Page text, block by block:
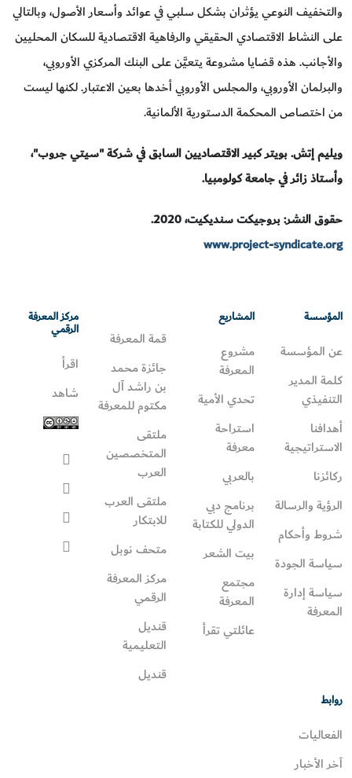
والتخفيف النوعي يؤثران بشكل سلبي في عوائد وأسعار الأصول، وبالتالي
على النشاط الاقتصادي الحقيقي والرفاهية الاقتصادية للسكان المحليين
والأجانب. هذه قضايا مشروعة يتعيَّن على البنك المركزي الأوروبي،
والبرلمان الأوروبي، والمجلس الأوروبي أخدها بعين الاعتبار. لكنها ليست
من اختصاص المحكمة الدستورية الألمانية.
ويليم إتش. بويتر كبير الاقتصاديين السابق في شركة "سيتي جروب"،
وأستاذ زائر في جامعة كولومبيا.
حقوق النشر: بروجيكت سنديكيت، 2020.
www.project-syndicate.org
المؤسسة
عن المؤسسة
كلمة المدير
التنفيذي
أهدافنا
الاستراتيجية
ركائزنا
الرؤية والرسالة
شروط وأحكام
سياسة الجودة
سياسة إدارة
المعرفة
المشاريع
مشروع
المعرفة
تحدي الأمية
استراحة
معرفة
بالعربي
برنامج دبي
الدولي للكتابة
بيت الشعر
مجتمع
المعرفة
عائلتي تقرأ‎
قمة المعرفة
جائزة محمد
بن راشد آل
مكتوم للمعرفة
ملتقى
المتخصصين
العرب
ملتقى العرب
للابتكار
متحف نوبل
مركز المعرفة
الرقمي
قنديل
التعليمية
قنديل
مركز المعرفة
الرقمي
اقرأ
شاهد
روابط
الفعاليات
آخر الأخبار